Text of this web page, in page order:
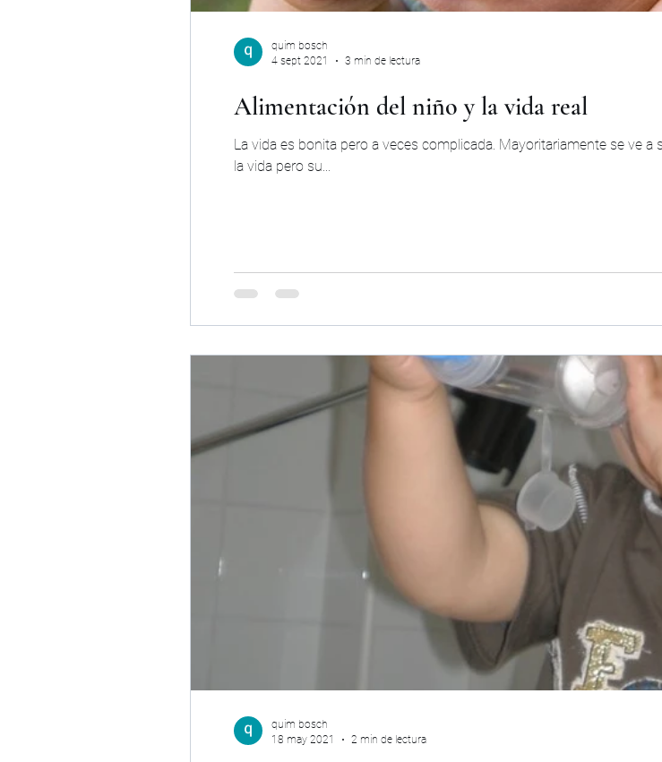
Alimentación del niño y la vida real
La vida es bonita pero a veces complicada. Mayoritariamente se ve
la vida pero su...
quim bosch
4 sept 2021
3 min de lectura
quim bosch
18 may 2021
2 min de lectura